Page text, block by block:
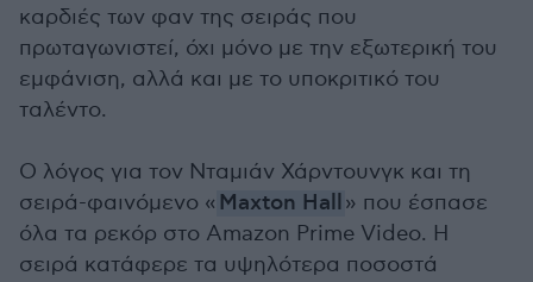
καρδιές των φαν της σειράς που
πρωταγωνιστεί, όχι μόνο με την εξωτερική του
εμφάνιση, αλλά και με το υποκριτικό του
ταλέντο.
Ο λόγος για τον Νταμιάν Χάρντουνγκ και τη
σειρά-φαινόμενο « Maxton Hall» που έσπασε
όλα τα ρεκόρ στο Amazon Prime Video. Η
σειρά κατάφερε τα υψηλότερα ποσοστά